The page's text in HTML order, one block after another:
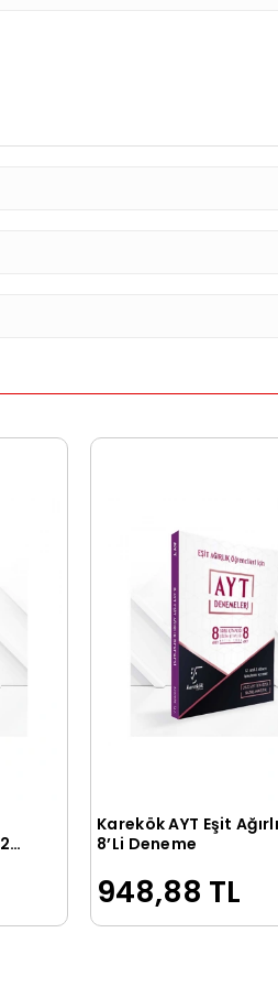
Sepete Ekle
Karekök AYT Eşit Ağırlık
8’Li Deneme
948,88 TL